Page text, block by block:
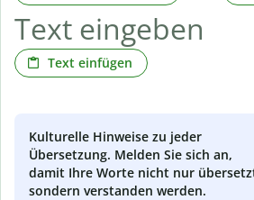
Text einfügen
Kulturelle Hinweise zu jeder
Übersetzung. Melden Sie sich an,
damit Ihre Worte nicht nur
sondern verstanden werden.